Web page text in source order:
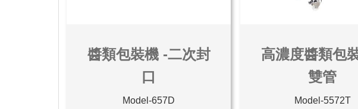
醬類包裝機 -二次封
口
Model-657D
高濃度醬類包
雙管
Model-5572T